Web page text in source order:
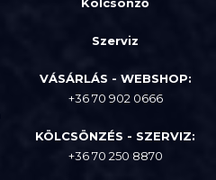
Kölcsönző
Szerviz
VÁSÁRLÁS - WEBSHOP:
+36 70 902 0666
KÖLCSÖNZÉS - SZERVIZ:
+36 70 250 8870